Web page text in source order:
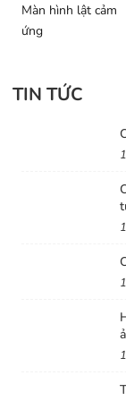
tích hợp hoặc
thanh nổi
Hệ thống lấy
trên cảm
xuất hiện
được hiệu
nghệ lấy nét
dõi và bắt nét
chân dụng
này hoạt động
xuống -6 EV ở
Màn hình lật cảm
ứng
TIN TỨC